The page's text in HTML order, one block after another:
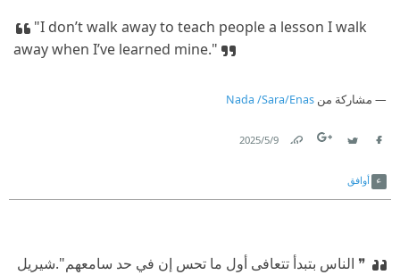
"I don’t walk away to teach people a lesson I walk
away when I’ve learned mine."
مشاركة من Nada /Sara/Enas
9‏/5‏/2025
أوافق
❞ الناس بتبدأ تتعافى أول ما تحس إن في حد سامعهم".‏‫‏شيريل